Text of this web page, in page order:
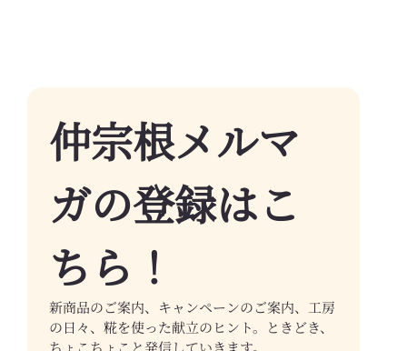
仲宗根メルマ
ガの登録はこ
ちら！
新商品のご案内、キャンペーンのご案内、工房
の日々、糀を使った献立のヒント。ときどき、
ちょこちょこと発信していきます。